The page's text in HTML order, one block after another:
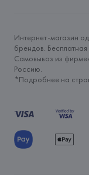
Интернет-магазин
брендов.
Самовывоз из
Россию.
*Подробнее на